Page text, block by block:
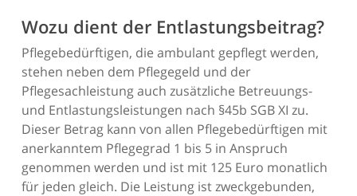
Wozu dient der Entlastungsbeitrag?
Pflegebedürftigen, die ambulant gepflegt werden,
stehen neben dem Pflegegeld und der
Pflegesachleistung auch zusätzliche Betreuungs-
und Entlastungsleistungen nach §45b SGB XI zu.
Dieser Betrag kann von allen Pflegebedürftigen mit
anerkanntem Pflegegrad 1 bis 5 in Anspruch
genommen werden und ist mit 125 Euro monatlich
für jeden gleich. Die Leistung ist zweckgebunden,